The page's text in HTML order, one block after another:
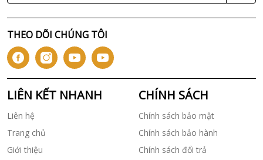
THEO DÕI CHÚNG TÔI
LIÊN KẾT NHANH
Liên hệ
Trang chủ
Giới thiệu
CHÍNH SÁCH
Chính sách bảo mật
Chính sách bảo hành
Chính sách đổi trả